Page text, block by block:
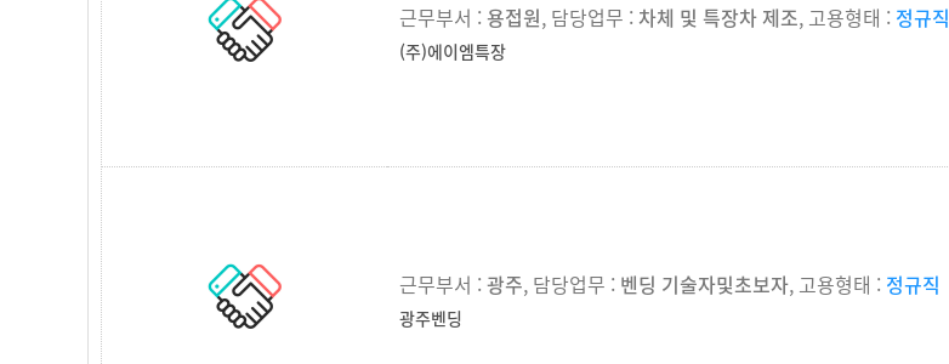
근무부서 : 용접원, 담당업무 : 차체 및 특장차 제조, 고용형태 : 정규직
(주)에이엠특장
근무부서 : 광주, 담당업무 : 벤딩 기술자및초보자, 고용형태 : 정규직
광주벤딩